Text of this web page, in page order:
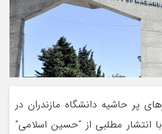
پر حاشیه دانشگاه مازندران در
انتشار مطلبی از “حسین اسلامی”